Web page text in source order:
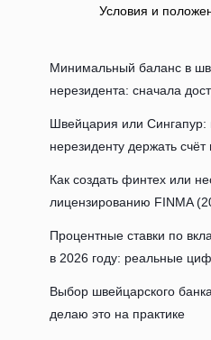
Условия и
Минимальный баланс в
нерезидента: сначала
Швейцария или Сингапур:
нерезиденту держать счёт
Как создать финтех или
лицензированию FINMA
Процентные ставки по
в 2026 году: реальные
Выбор швейцарского
делаю это на практике